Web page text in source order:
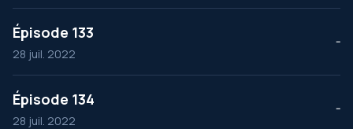
Épisode 133
28 juil. 2022
--
Épisode 134
28 juil. 2022
--